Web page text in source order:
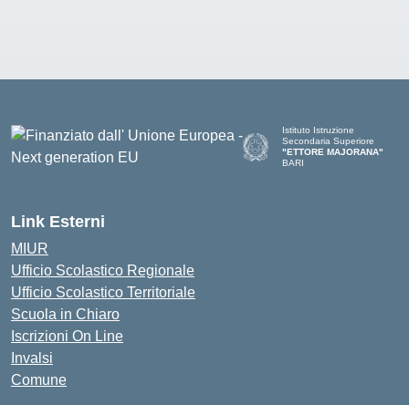
Istituto Istruzione
Secondaria Superiore
"ETTORE MAJORANA"
BARI
Link Esterni
MIUR
Ufficio Scolastico Regionale
Ufficio Scolastico Territoriale
Scuola in Chiaro
Iscrizioni On Line
Invalsi
Comune